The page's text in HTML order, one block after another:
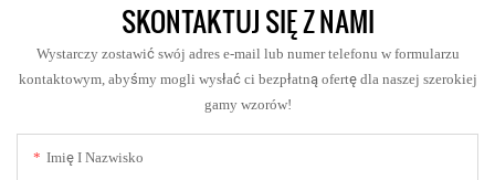
SKONTAKTUJ SIĘ Z NAMI
Wystarczy zostawić swój adres e-mail lub numer telefonu w formularzu
kontaktowym, abyśmy mogli wysłać ci bezpłatną ofertę dla naszej szerokiej
gamy wzorów!
Imię I Nazwisko